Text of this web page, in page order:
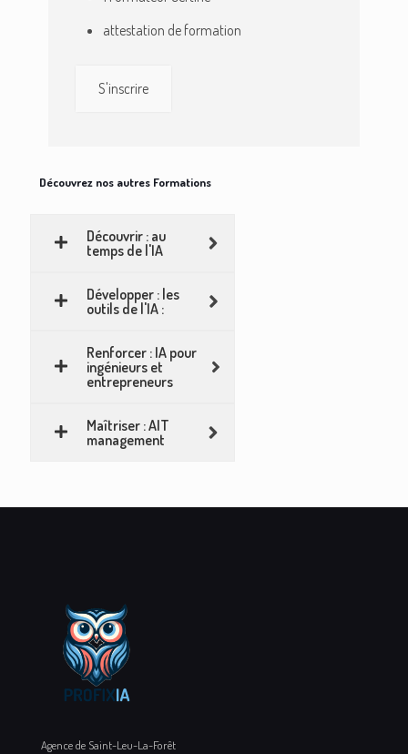
attestation de formation
S'inscrire
Découvrez nos autres Formations
Découvrir : au
temps de l'IA
Développer : les
outils de l'IA :
Renforcer : IA pour
ingénieurs et
entrepreneurs
Maîtriser : AIT
management
Agence de Saint-Leu-La-Forêt